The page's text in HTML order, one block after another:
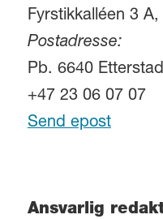
Fyrstikkalléen 3
Postadresse:
Pb. 6640
+47 23 06 07 07
Send epost
Ansvarlig